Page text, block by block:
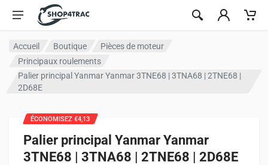
Aller au contenu
Accueil Boutique
Pièces de moteur
Principaux roulements
Palier principal Yanmar Yanmar 3TNE68 | 3TNA68 | 2TNE68 |
2D68E
Palier principal Yanmar Yanmar
3TNE68 | 3TNA68 | 2TNE68 | 2D68E
ÉCONOMISEZ €4,13